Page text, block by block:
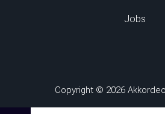
Jobs
Copyright © 2026